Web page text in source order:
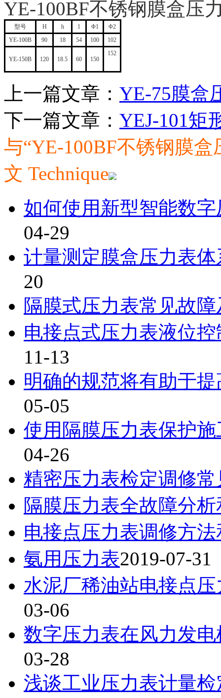
YE-100BF不锈钢膜盒压
型号 H h 1 Φ1
Φ2
YE-100B
90 18 54 100 102
YE-150B 120 18.5 60 150
152
上一篇文章： YE-75膜盒
下一篇文章： YEJ-101矩
与“YE-100BF不锈钢膜
文 Technique
如何使用新型智能数
04-29
计量测定膜盒压力表
20
隔膜式压力表常见故
电接点式压力表液位
11-13
明确的规范将有助于
05-05
使用隔膜压力表保护
04-26
精密压力表检定调修
隔膜压力表全故障分
电接点压力表调修方
氨用压力表2019-07-31
水泥厂稀油站电接点
03-06
数字压力表在风力发
03-28
浅谈工业压力表计量